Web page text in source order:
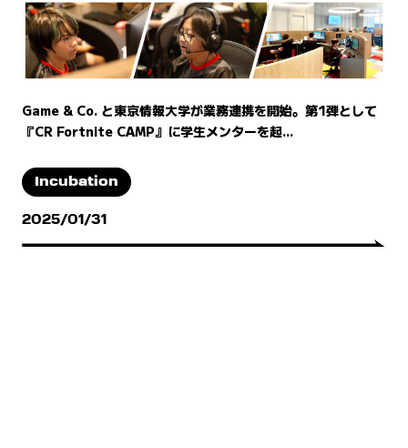
Game & Co. と東京情報大学が業務連携を開始。第1弾として
『CR Fortnite CAMP』に学生メンターを起...
Incubation
2025/01/31